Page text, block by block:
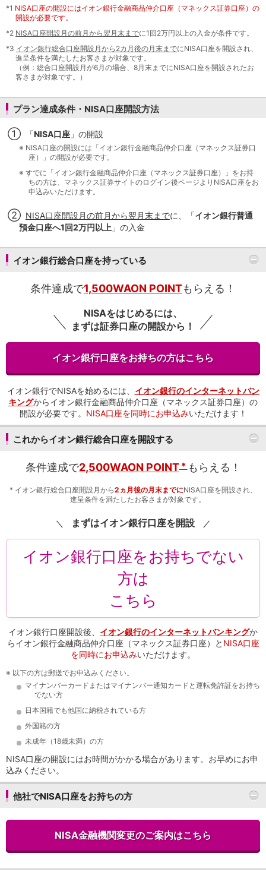
まいクラウドファンディング
ローン
住宅ローン
新規お借入れの方
お借換えの方
フラット35
カードローン
目的別ローン
目的別ローンマイページ
保険
保険 TOP
医療保険
がん保険
認知症保険
海外旅行保険
スマホ保険
介護保険
デビットカード
イオン銀行アプリ TOP
通帳アプリ
イオン銀行PayB
イオングループアプリ
iAEON
AEON Pay
支払・入金・サービス
AEON Pay
自動入金サービス
スマホ決済アプリ
サービス
Myステージ
インボイス
その他サービス
手数料
北海道・東北
北海道
岩手県
宮城県
秋田県
山形県
福島県
群馬県
*1 NISA口座の開設にはイオン銀行金融商品仲介口座（マネックス証券口座）の
開設が必要です。
*2 NISA口座開設月の前月から翌月末までに1回2万円以上の入金が条件です。
*3 イオン銀行総合口座開設月から2カ月後の月末までにNISA口座を開設され、
進呈条件を満たしたお客さまが対象です。
（例：総合口座開設月が6月の場合、8月末までにNISA口座を開設されたお
客さまが対象です。）
プラン達成条件・NISA口座開設方法
① 「NISA口座」の開設
※ NISA口座の開設には「イオン銀行金融商品仲介口座（マネックス証券口
座）」の開設が必要です。
※ すでに「イオン銀行金融商品仲介口座（マネックス証券口座）」をお持
ちの方は、マネックス証券サイトのログイン後ページよりNISA口座をお
申込みいただけます。
② NISA口座開設月の前月から翌月末までに、「イオン銀行普通
預金口座へ1回2万円以上 」の入金
イオン銀行総合口座を持っている
条件達成で1,500WAON POINTもらえる！
NISAをはじめるには、
まずは証券口座の開設から！
イオン銀行口座をお持ちの方はこちら
イオン銀行でNISAを始めるには、 イオン銀行のインターネットバン
キングからイオン銀行金融商品仲介口座（マネックス証券口座）の
開設が必要です。 NISA口座を同時にお申込みいただけます！
これからイオン銀行総合口座を開設する
条件達成で2,500WAON POINT＊もらえる！
* イオン銀行総合口座開設月から2ヵ月後の月末までにNISA口座を開設され、
進呈条件を満たしたお客さまが対象です。
まずはイオン銀行口座を開設
イオン銀行口座をお持ちでない
方は
こちら
イオン銀行口座開設後、 イオン銀行のインターネットバンキングか
らイオン銀行金融商品仲介口座（マネックス証券口座）と NISA口座
を同時にお申込みいただけます。
※ 以下の方は郵送でお申込みください。
マイナンバーカードまたはマイナンバー通知カードと運転免許証をお持ち
でない方
日本国籍でも他国に納税されている方
外国籍の方
未成年（18歳未満）の方
NISA口座の開設にはお時間がかかる場合があります。お早めにお申
込みください。
他社でNISA口座をお持ちの方
NISA金融機関変更のご案内はこちら